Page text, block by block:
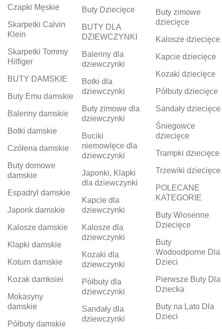
Czapki Męskie
Skarpetki Calvin
Klein
Skarpetki Tommy
Hilfiger
BUTY DAMSKIE
Buty Emu damskie
Baleriny damskie
Botki damskie
Czółena damskie
Buty domowe
damskie
Espadryl damskie
Japonk damskie
Kalosze damskie
Klapki damskie
Koturn damskie
Kozak damksiei
Mokasyny
damskie
Półbuty damskie
Buty Dziecięce
BUTY DLA
DZIEWCZYNKI
Baleriny dla
dziewczynki
Botki dla
dziewczynki
Buty zimowe dla
dziewczynki
Buciki
niemowlęce dla
dziewczynki
Japonki, Klapki
dla dziewczynki
Kapcie dla
dziewczynki
Kalosze dla
dziewczynki
Kozaki dla
dziewczynki
Półbuty dla
dziewczynki
Sandały dla
dziewczynki
Buty zimowe
dziecięce
Kalosze dziecięce
Kapcie dziecięce
Kozaki dziecięce
Półbuty dziecięce
Sandały dziecięce
Śniegowce
dziecięce
Trampki dziecięce
Trzewiki dziecięce
POLECANE
KATEGORIE
Buty Wiosenne
Dziecięce
Buty
Wodoodporne Dla
Dzieci
Pierwsze Buty Dla
Dziecka
Buty na Lato Dla
Dzieci